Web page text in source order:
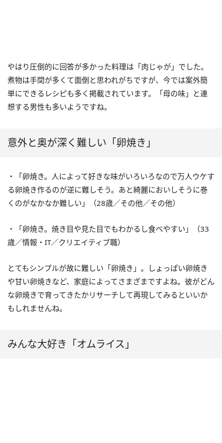
やはり圧倒的に回答が多かった料理は「肉じゃが」でした。
煮物は手間が多くて面倒と思われがちですが、今では案外簡
単にできるレシピも多く掲載されています。「母の味」と連
想する男性も多いようですね。
意外と奥が深く難しい「卵焼き」
・「卵焼き。人によって好きな味がいろいろなので万人ウケす
る卵焼き作るのが逆に難しそう。あと綺麗においしそうに巻
くのがなかなか難しい」（28歳／その他／その他）
・「卵焼き。焼き目や見た目でもわかるし食べやすい」（33
歳／情報・IT／クリエイティブ職）
とてもシンプルが故に難しい「卵焼き」。しょっぱい卵焼き
や甘い卵焼きなど、家庭によってさまざまですよね。彼がどん
な卵焼きで育ってきたかリサーチして再現してみるといいか
もしれませんね。
みんな大好き「オムライス」